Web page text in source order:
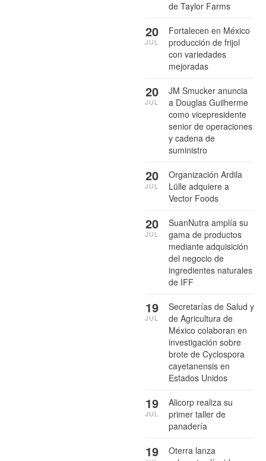
de Taylor Farms
Fortalecen en México
producción de frijol
con variedades
mejoradas
20
JUL
JM Smucker anuncia
a Douglas Guilherme
como vicepresidente
senior de operaciones
y cadena de
suministro
20
JUL
Organización Ardila
Lülle adquiere a
Vector Foods
20
JUL
SuanNutra amplía su
gama de productos
mediante adquisición
del negocio de
ingredientes naturales
de IFF
20
JUL
Secretarías de Salud y
de Agricultura de
México colaboran en
investigación sobre
brote de Cyclospora
cayetanensis en
Estados Unidos
19
JUL
Alicorp realiza su
primer taller de
panadería
19
JUL
Oterra lanza
19